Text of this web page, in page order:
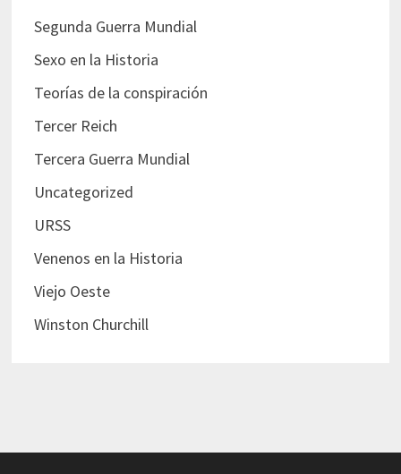
Segunda Guerra Mundial
Sexo en la Historia
Teorías de la conspiración
Tercer Reich
Tercera Guerra Mundial
Uncategorized
URSS
Venenos en la Historia
Viejo Oeste
Winston Churchill